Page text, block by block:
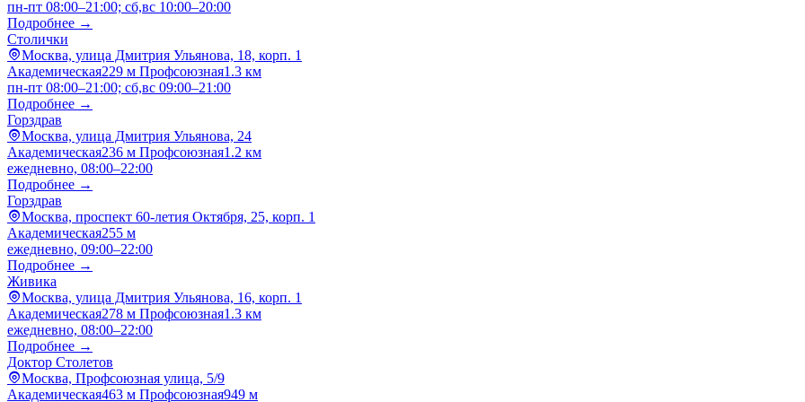
пн-пт 08:00–21:00; сб,вс 10:00–20:00
Подробнее →
Столички
Москва, улица Дмитрия Ульянова, 18, корп. 1
Академическая229 м Профсоюзная1.3 км
пн-пт 08:00–21:00; сб,вс 09:00–21:00
Подробнее →
Горздрав
Москва, улица Дмитрия Ульянова, 24
Академическая236 м Профсоюзная1.2 км
ежедневно, 08:00–22:00
Подробнее →
Горздрав
Москва, проспект 60-летия Октября, 25, корп. 1
Академическая255 м
ежедневно, 09:00–22:00
Подробнее →
Живика
Москва, улица Дмитрия Ульянова, 16, корп. 1
Академическая278 м Профсоюзная1.3 км
ежедневно, 08:00–22:00
Подробнее →
Доктор Столетов
Москва, Профсоюзная улица, 5/9
Академическая463 м Профсоюзная949 м